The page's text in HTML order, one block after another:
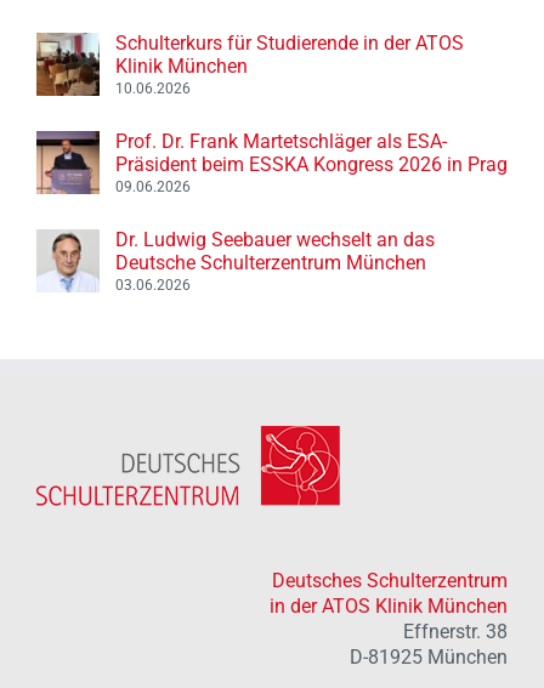
Schulterkurs für Studierende in der ATOS
Klinik München
10.06.2026
Prof. Dr. Frank Martetschläger als ESA-
Präsident beim ESSKA Kongress 2026 in Prag
09.06.2026
Dr. Ludwig Seebauer wechselt an das
Deutsche Schulterzentrum München
03.06.2026
Deutsches Schulterzentrum
in der ATOS Klinik München
Effnerstr. 38
D-81925 München